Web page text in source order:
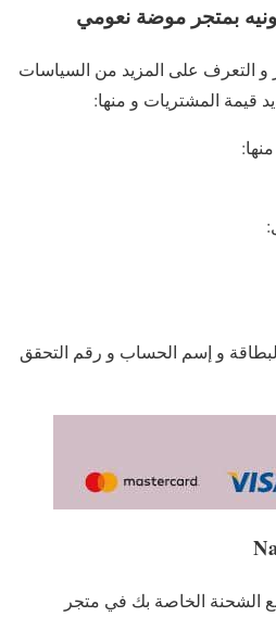
بمتجر موضة نعومي
و التعرف على المزيد من السياسات
قيمة المشتريات و منها:
و إسم الحساب و رقم التحقق
الشحنة الخاصة بك في متجر